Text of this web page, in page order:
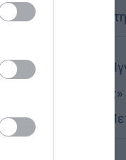
Αυστραλίας
Δημητριάδος
το μέλλον
στον Βόλο η